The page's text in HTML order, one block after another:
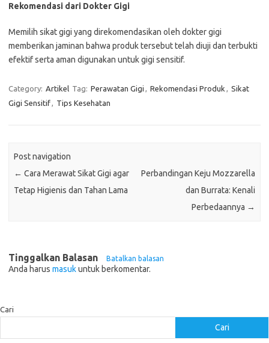
Rekomendasi dari Dokter Gigi
Memilih sikat gigi yang direkomendasikan oleh dokter gigi
memberikan jaminan bahwa produk tersebut telah diuji dan terbukti
efektif serta aman digunakan untuk gigi sensitif.
Category: Artikel Tag: Perawatan Gigi , Rekomendasi Produk , Sikat
Gigi Sensitif, Tips Kesehatan
Post navigation
← Cara Merawat Sikat Gigi agar
Tetap Higienis dan Tahan Lama
Perbandingan Keju Mozzarella
dan Burrata: Kenali
Perbedaannya →
Tinggalkan Balasan Batalkan balasan
Anda harus masukuntuk berkomentar.
Cari
Cari